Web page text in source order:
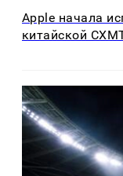
Apple начала
китайской